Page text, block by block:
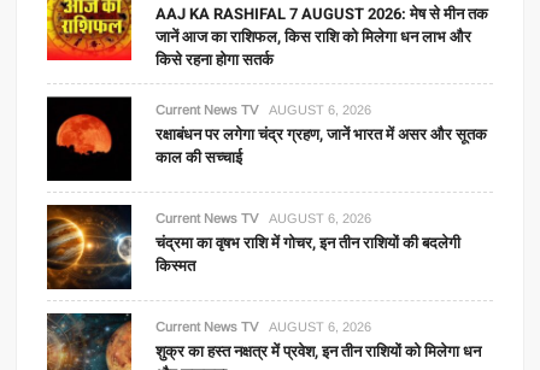
AAJ KA RASHIFAL 7 AUGUST 2026: मेष से मीन तक
जानें आज का राशिफल, किस राशि को मिलेगा धन लाभ और
किसे रहना होगा सतर्क
Current News TV AUGUST 6, 2026
रक्षाबंधन पर लगेगा चंद्र ग्रहण, जानें भारत में असर और सूतक
काल की सच्चाई
Current News TV AUGUST 6, 2026
चंद्रमा का वृषभ राशि में गोचर, इन तीन राशियों की बदलेगी
किस्मत
Current News TV AUGUST 6, 2026
शुक्र का हस्त नक्षत्र में प्रवेश, इन तीन राशियों को मिलेगा धन